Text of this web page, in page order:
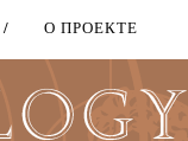
О ПРОЕКТЕ